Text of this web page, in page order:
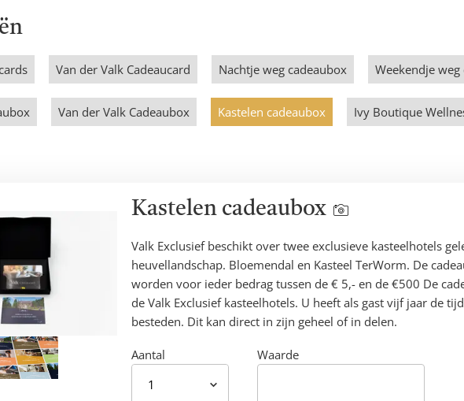
Van der Valk Cadeaucard Nachtje weg cadeaubox Weekendje
Van der Valk Cadeaubox Kastelen cadeaubox Ivy Boutique
Kastelen cadeaubox
Valk Exclusief beschikt over twee exclusieve kasteelhotels
heuvellandschap. Bloemendal en Kasteel TerWorm. De
worden voor ieder bedrag tussen de € 5,- en de €500 De
de Valk Exclusief kasteelhotels. U heeft als gast vijf jaar de
besteden. Dit kan direct in zijn geheel of in delen.
Product
vrije
Aantal Waarde